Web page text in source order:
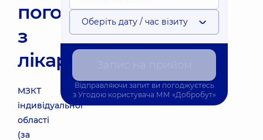
погодженням
з
лікарем)
МЗКТ
індивідуальної
області
(за
Оберіть дату / час візиту
Відправляючи запит ви погоджуєтесь
з Угодою користувача ММ «Добробут»